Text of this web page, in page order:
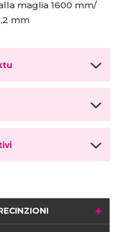
maglia 1600 mm/
mm